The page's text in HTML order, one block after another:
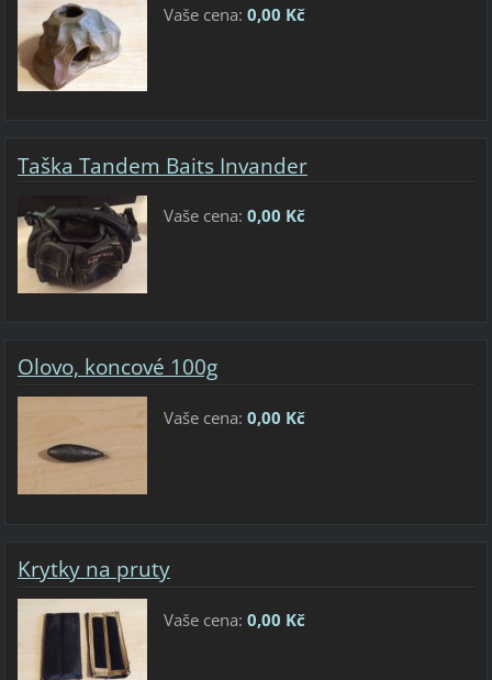
Vaše cena: 0,00 Kč
Taška Tandem Baits Invander
Vaše cena: 0,00 Kč
Olovo, koncové 100g
Vaše cena: 0,00 Kč
Krytky na pruty
Vaše cena: 0,00 Kč